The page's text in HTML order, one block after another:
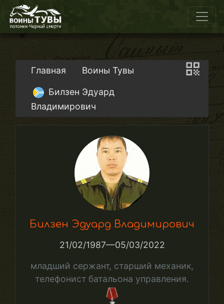
Главная Воины Тувы
Билзен Эдуард
Владимирович
Билзен Эдуард Владимирович
21/02/1987—05/03/2022
младший сержант, старший механик,
телефонист батальона управления.